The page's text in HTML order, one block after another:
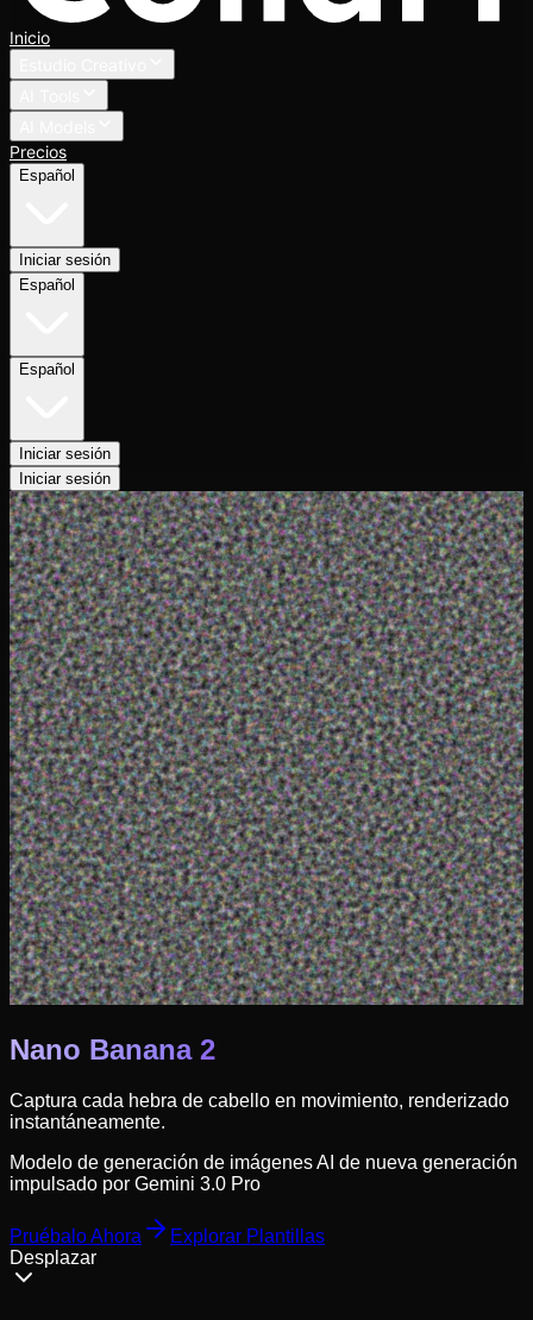
Inicio
Precios
Español
Iniciar sesión
Español
Español
Iniciar sesión
Iniciar sesión
Nano Banana 2
Captura cada hebra de cabello en movimiento, renderizado
instantáneamente.
Modelo de generación de imágenes AI de nueva generación
impulsado por Gemini 3.0 Pro
Pruébalo Ahora
Explorar Plantillas
Desplazar